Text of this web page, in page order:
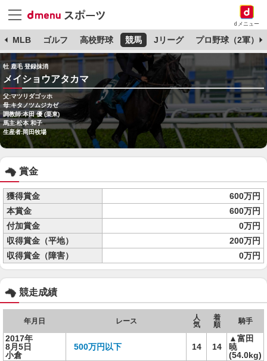
dメニュー
MLB ゴルフ 高校野球 競馬 Jリーグ プロ野球（2軍）
牡 鹿毛 登録抹消
メイショウアタカマ
父:マツリダゴッホ
母:キタノツムジカゼ
調教師:本田 優 (栗東)
馬主:松本 和子
生産者:岡田牧場
賞金
獲得賞金
600万円
本賞金
600万円
付加賞金
0万円
収得賞金（平地）
200万円
収得賞金（障害）
0万円
競走成績
年月日 レース
人
気
着
順
騎手
2017年
8月5日
小倉
500万円以下 14 14
▲富田
暁
(54.0kg)